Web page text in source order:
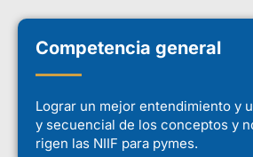
Competencia general
Lograr un mejor entendimiento y
y secuencial de los conceptos y
rigen las NIIF para pymes.